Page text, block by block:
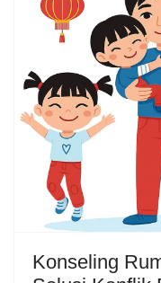
Konseling